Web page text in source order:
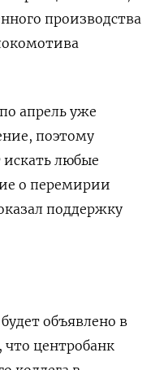
производства
апрель уже
поэтому
любые
​о перемирии
поддержку
объявлено в
центробанк